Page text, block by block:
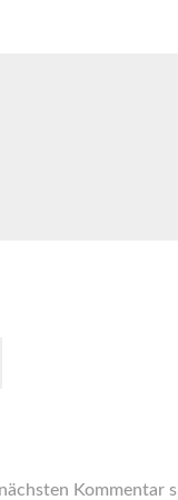
Kommentar